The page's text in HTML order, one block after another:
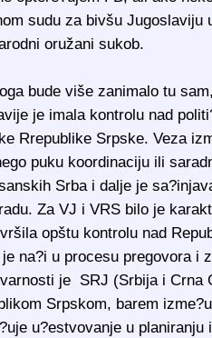
sudu za bivšu Jugoslaviju
oružani sukob.
bude više zanimalo tu
je imala kontrolu nad
Rrepublike Srpske. Veza
puku koordinaciju ili
Srba i dalje je
Za VJ i VRS bilo je
opštu kontrolu nad
na?i u procesu pregovora i
je SRJ (Srbija i Crna
Srpskom, barem
u?estvovanje u